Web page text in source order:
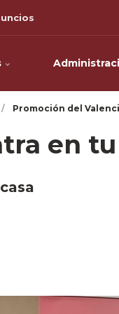
Promoción del
en tu